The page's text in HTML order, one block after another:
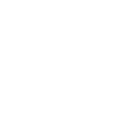
मनुष्य एक बार फिर से चंद्रमा के